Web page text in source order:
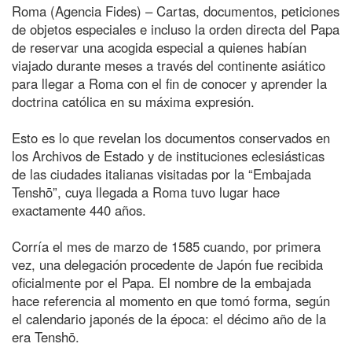
Roma (Agencia Fides) – Cartas, documentos, peticiones
de objetos especiales e incluso la orden directa del Papa
de reservar una acogida especial a quienes habían
viajado durante meses a través del continente asiático
para llegar a Roma con el fin de conocer y aprender la
doctrina católica en su máxima expresión.
Esto es lo que revelan los documentos conservados en
los Archivos de Estado y de instituciones eclesiásticas
de las ciudades italianas visitadas por la “Embajada
Tenshō”, cuya llegada a Roma tuvo lugar hace
exactamente 440 años.
Corría el mes de marzo de 1585 cuando, por primera
vez, una delegación procedente de Japón fue recibida
oficialmente por el Papa. El nombre de la embajada
hace referencia al momento en que tomó forma, según
el calendario japonés de la época: el décimo año de la
era Tenshō.